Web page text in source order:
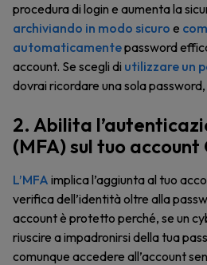
procedura di login e aumenta la
archiviando in modo sicuro e
automaticamentepassword
account. Se scegli di utilizzare un
dovrai ricordare una sola
2. Abilita
(MFA) sul tuo account
L’MFA implica l’aggiunta al tuo
verifica dell’identità oltre alla
account è protetto perché, se un
riuscire a impadronirsi della tua
comunque accedere all’account